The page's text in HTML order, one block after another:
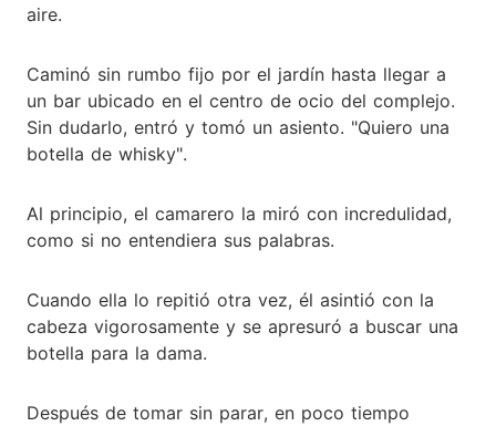
aire.
Caminó sin rumbo fijo por el jardín hasta llegar a
un bar ubicado en el centro de ocio del complejo.
Sin dudarlo, entró y tomó un asiento. "Quiero una
botella de whisky".
Al principio, el camarero la miró con incredulidad,
como si no entendiera sus palabras.
Cuando ella lo repitió otra vez, él asintió con la
cabeza vigorosamente y se apresuró a buscar una
botella para la dama.
Después de tomar sin parar, en poco tiempo